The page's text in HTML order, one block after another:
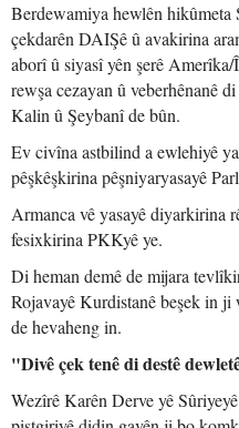
Berdewamiya hewlên hikûmeta
çekdarên DAIŞê û avakirina
aborî û siyasî yên şerê
rewşa cezayan û veberhênanê
Kalin û Şeybanî de bûn.
Ev civîna astbilind a ewlehiyê
pêşkêşkirina pêşniyaryasayê
Armanca vê yasayê diyarkirina
fesixkirina PKKyê ye.
Di heman demê de mijara
Rojavayê Kurdistanê beşek in
de hevaheng in.
"Divê çek tenê di destê
Wezîrê Karên Derve yê